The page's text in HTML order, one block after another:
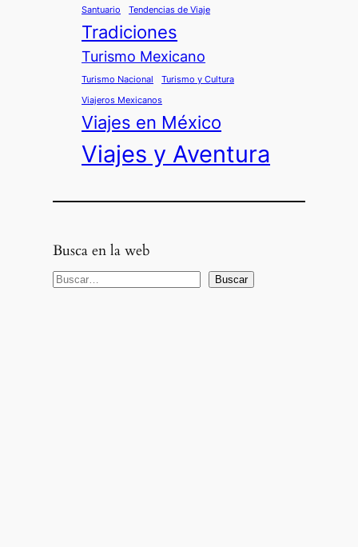
Santuario
Tendencias de Viaje
Tradiciones
Turismo Mexicano
Turismo Nacional
Turismo y Cultura
Viajeros Mexicanos
Viajes en México
Viajes y Aventura
Busca en la web
B
Buscar